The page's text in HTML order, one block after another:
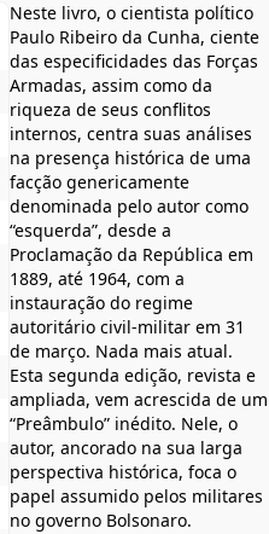
Neste livro, o cientista político
Paulo Ribeiro da Cunha, ciente
das especificidades das Forças
Armadas, assim como da
riqueza de seus conflitos
internos, centra suas análises
na presença histórica de uma
facção genericamente
denominada pelo autor como
“esquerda”, desde a
Proclamação da República em
1889, até 1964, com a
instauração do regime
autoritário civil-militar em 31
de março. Nada mais atual.
Esta segunda edição, revista e
ampliada, vem acrescida de um
“Preâmbulo” inédito. Nele, o
autor, ancorado na sua larga
perspectiva histórica, foca o
papel assumido pelos militares
no governo Bolsonaro.